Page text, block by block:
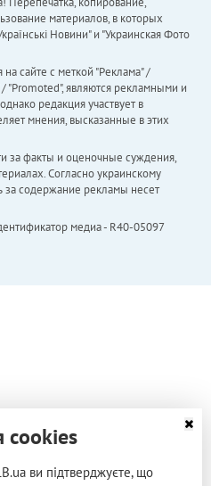
материалов, в которых
Новини" и "Украинская Фото
сайте с меткой "Реклама" /
"Promoted", являются рекламными и
редакция участвует в
мнения, высказанные в этих
за факты и оценочные суждения,
Согласно украинскому
за содержание рекламы несет
медиа - R40-05097
cookies
ви підтверджуєте, що